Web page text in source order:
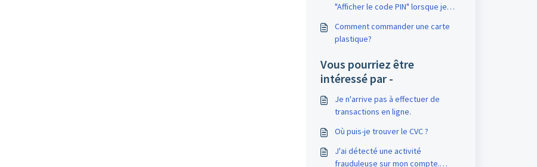
"Afficher le code PIN" lorsque je
Comment commander une carte
plastique?
Vous pourriez être
intéressé par -
Je n'arrive pas à effectuer de
transactions en ligne.
Où puis-je trouver le CVC ?
J'ai détecté une activité
frauduleuse sur mon compte.